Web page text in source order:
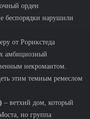
орден
беспорядки нарушили
от Рорикстеда
амбициозный
некромантом.
этим темным ремеслом
– ветхий дом, который
но группа